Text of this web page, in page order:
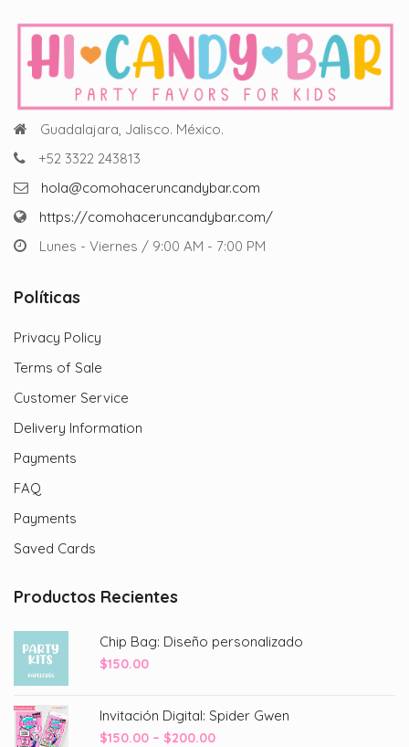
Guadalajara, Jalisco. México.
+52 3322 243813
hola@comohaceruncandybar.com
https://comohaceruncandybar.com/
Lunes - Viernes / 9:00 AM - 7:00 PM
Políticas
Privacy Policy
Terms of Sale
Customer Service
Delivery Information
Payments
FAQ
Payments
Saved Cards
Productos Recientes
Chip Bag: Diseño personalizado
$150.00
Invitación Digital: Spider Gwen
$150.00 – $200.00Price